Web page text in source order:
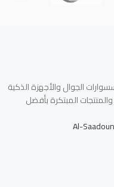
الجوال والأجهزة الذكية
المبتكرة بأفضل
Al-